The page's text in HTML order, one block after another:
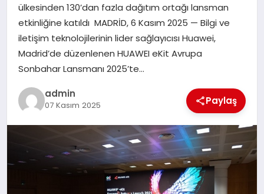
EĞITIM
ülkesinden 130’dan fazla dağıtım ortağı lansman
etkinliğine katıldı MADRİD, 6 Kasım 2025 — Bilgi ve
iletişim teknolojilerinin lider sağlayıcısı Huawei,
Madrid’de düzenlenen HUAWEI eKit Avrupa
Sonbahar Lansmanı 2025’te…
admin
07 Kasım 2025 Paylaş